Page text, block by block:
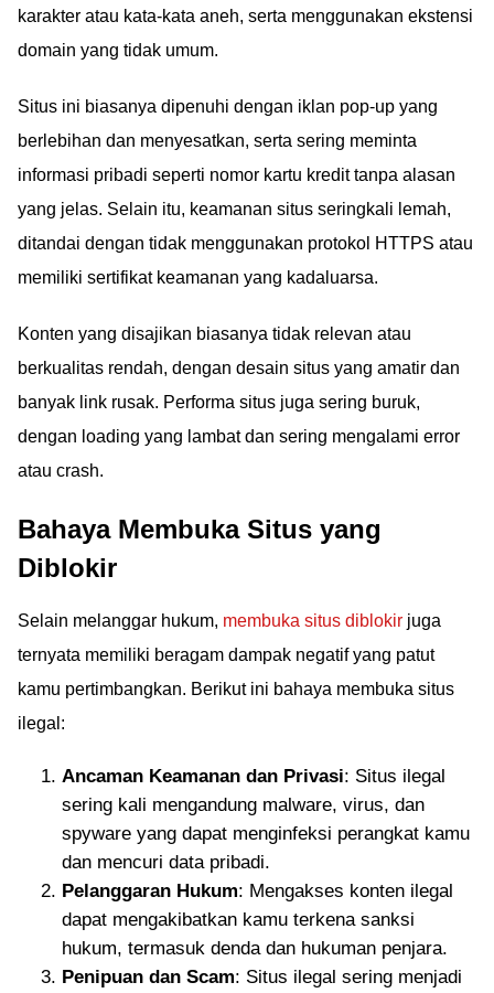
karakter atau kata-kata aneh, serta menggunakan ekstensi
domain yang tidak umum.
Situs ini biasanya dipenuhi dengan iklan pop-up yang
berlebihan dan menyesatkan, serta sering meminta
informasi pribadi seperti nomor kartu kredit tanpa alasan
yang jelas. Selain itu, keamanan situs seringkali lemah,
ditandai dengan tidak menggunakan protokol HTTPS atau
memiliki sertifikat keamanan yang kadaluarsa.
Konten yang disajikan biasanya tidak relevan atau
berkualitas rendah, dengan desain situs yang amatir dan
banyak link rusak. Performa situs juga sering buruk,
dengan loading yang lambat dan sering mengalami error
atau crash.
Bahaya Membuka Situs yang
Diblokir
Selain melanggar hukum, membuka situs diblokir juga
ternyata memiliki beragam dampak negatif yang patut
kamu pertimbangkan. Berikut ini bahaya membuka situs
ilegal:
Ancaman Keamanan dan Privasi: Situs ilegal
sering kali mengandung malware, virus, dan
spyware yang dapat menginfeksi perangkat kamu
dan mencuri data pribadi.
Pelanggaran Hukum: Mengakses konten ilegal
dapat mengakibatkan kamu terkena sanksi
hukum, termasuk denda dan hukuman penjara.
Penipuan dan Scam: Situs ilegal sering menjadi